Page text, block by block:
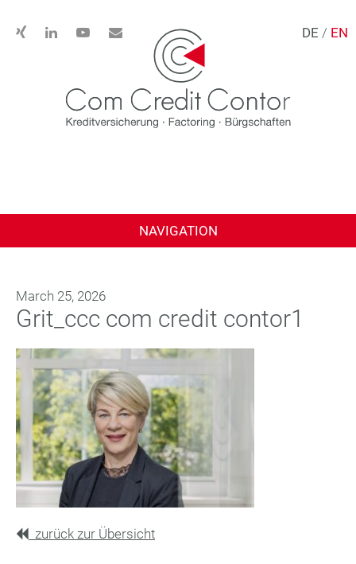
DE / EN
NAVIGATION
March 25, 2026
Grit_ccc com credit contor1
zurück zur Übersicht